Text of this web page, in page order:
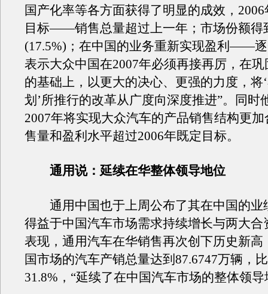
国产化率等各方面获得了明显的成效，
目标——销售总量超过上一年；市场份额得
(17.5%)；在中国的业务重新实现盈利——
表示大众中国在2007年必须再接再厉，在
的基础上，以更大的决心、更强的力度，将
划’所推行的改革从广度向深度推进”。同时
2007年将实现大众汽车的产品销售结构更
售量和盈利水平超过2006年既定目标。
通用说：延续在华整体领导地位
通用中国也于上周公布了其在中国的业
得益于中国汽车市场需求持续增长与两大合
表现，通用汽车在华销售再次创下历史新高
国市场的汽车产销总量达到87.6747万辆，
31.8%，“延续了在中国汽车市场的整体领导